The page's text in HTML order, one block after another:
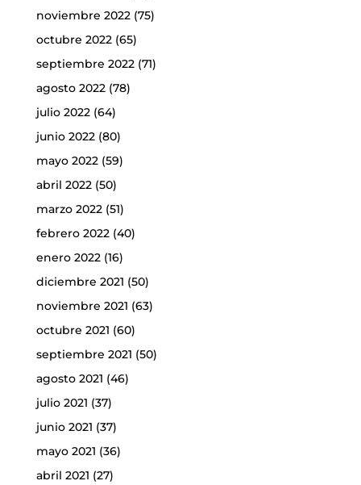
noviembre 2022(75)
octubre 2022(65)
septiembre 2022(71)
agosto 2022(78)
julio 2022(64)
junio 2022(80)
mayo 2022(59)
abril 2022(50)
marzo 2022(51)
febrero 2022(40)
enero 2022(16)
diciembre 2021 (50)
noviembre 2021 (63)
octubre 2021 (60)
septiembre 2021 (50)
agosto 2021 (46)
julio 2021 (37)
junio 2021 (37)
mayo 2021 (36)
abril 2021 (27)